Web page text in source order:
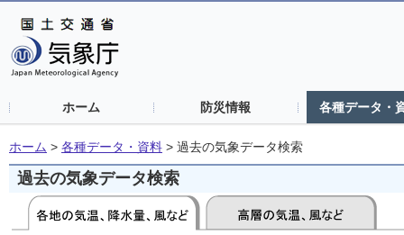
ホーム 防災情報 各種データ・
ホーム > 各種データ・資料 > 過去の気象データ検索
過去の気象データ検索